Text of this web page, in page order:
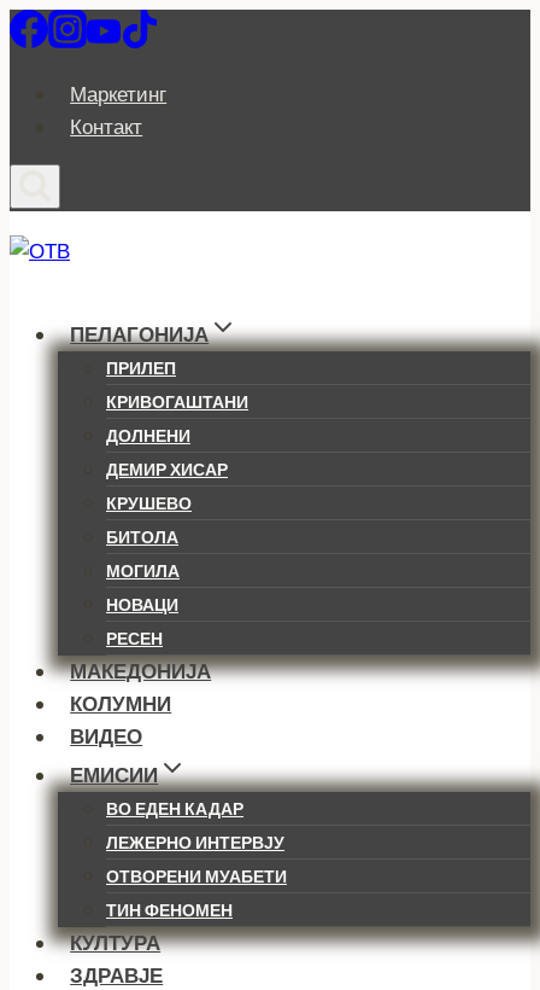
Skip
to
contentМаркетинг
Контакт
ПЕЛАГОНИЈА
ПРИЛЕП
КРИВОГАШТАНИ
ДОЛНЕНИ
ДЕМИР ХИСАР
КРУШЕВО
БИТОЛА
МОГИЛА
НОВАЦИ
РЕСЕН
МАКЕДОНИЈА
КОЛУМНИ
ВИДЕО
ЕМИСИИ
ВО ЕДЕН КАДАР
ЛЕЖЕРНО ИНТЕРВЈУ
ОТВОРЕНИ МУАБЕТИ
ТИН ФЕНОМЕН
КУЛТУРА
ЗДРАВЈЕ